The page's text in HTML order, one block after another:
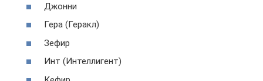
Джонни
Гера (Геракл)
Зефир
Инт (Интеллигент)